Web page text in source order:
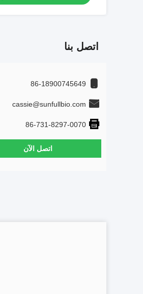
اتصل بنا
86-18900745649
cassie@sunfullbio.com
86-731-8297-0070
اتصل الآن